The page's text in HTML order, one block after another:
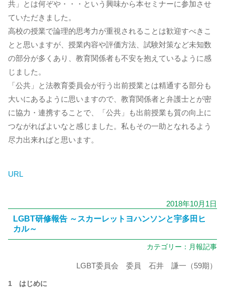
共」とは何ぞや・・・という興味から本セミナーに参加させ
ていただきました。
高校の授業で論理的思考力が重視されることは歓迎すべきこ
とと思いますが、授業内容や評価方法、試験対策など未知数
の部分が多くあり、教育関係者も不安を抱えているように感
じました。
「公共」と法教育委員会が行う出前授業とは精通する部分も
大いにあるように思いますので、教育関係者と弁護士とが密
に協力・連携することで、「公共」も出前授業も質の向上に
つながればよいなと感じました。私もその一助となれるよう
尽力出来ればと思います。
URL
2018年10月1日
LGBT研修報告 ～スカーレットヨハンソンと宇多田ヒ
カル～
カテゴリー： 月報記事
LGBT委員会 委員 石井 謙一（59期）
1 はじめに